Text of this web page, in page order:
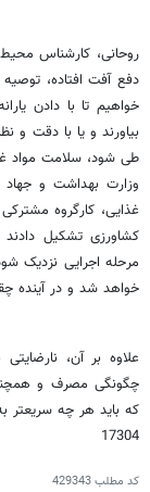
روحانی، کارشناس
دفع آفت افتاده،
خواهیم تا با دادن
بیاورند و یا با دقت و
طی شود، سلامت مواد
وزارت بهداشت و جهاد
غذایی، کارگروه
کشاورزی تشکیل
مرحله اجرایی نزدیک
خواهد شد و در آینده
علاوه بر آن،
چگونگی مصرف و
که باید هر چه سریعتر
17304
کد مطلب429343